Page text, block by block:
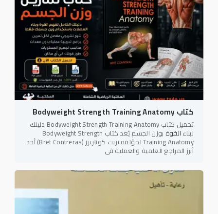
كتاب Bodyweight Strength Training Anatomy
تحميل كتاب Bodyweight Strength Training Anatomy دليلك
لبناء القوة بوزن الجسم يُعد كتاب Bodyweight Strength
Training Anatomy لمؤلفه بريت كونتريرز (Bret Contreras) أحد
أبرز المراجع العلمية والعملية في